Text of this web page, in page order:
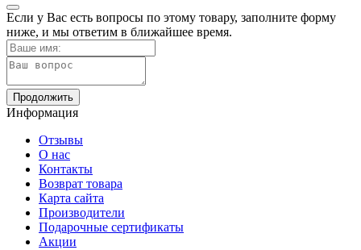
Если у Вас есть вопросы по этому товару, заполните форму
ниже, и мы ответим в ближайшее время.
Продолжить
Информация
Отзывы
О нас
Контакты
Возврат товара
Карта сайта
Производители
Подарочные сертификаты
Акции